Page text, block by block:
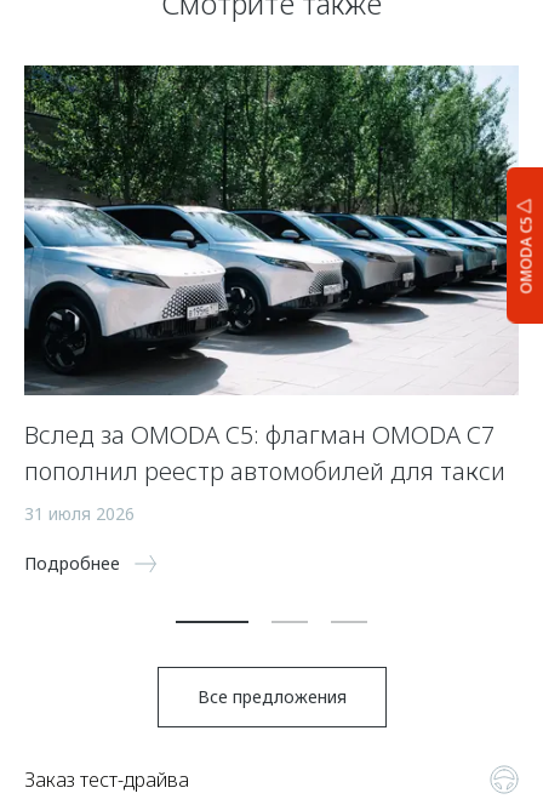
OMODA C5
Вслед за OMODA C5: флагман OMODA C7
пополнил реестр автомобилей для такси
31 июля 2026
Подробнее
Все предложения
Заказ тест-драйва